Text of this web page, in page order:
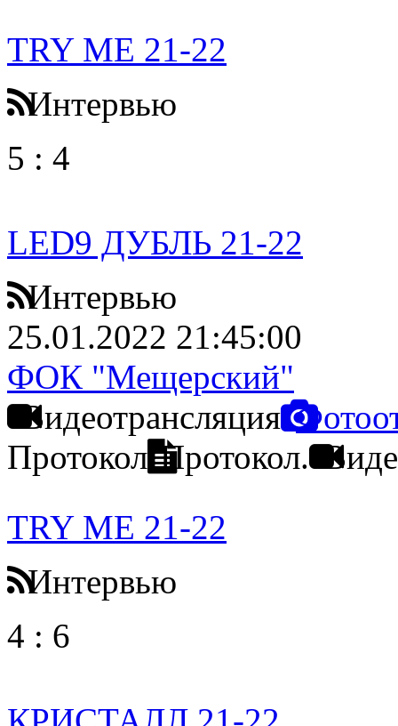
TRY ME 21-22
Интервью
5 : 4
LED9 ДУБЛЬ 21-22
Интервью
25.01.2022 21:45:00
ФОК "Мещерский"
Видеотрансляция
Протокол Протокол.
TRY ME 21-22
Интервью
4 : 6